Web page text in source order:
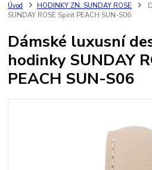
Úvod HODINKY ZN. SUNDAY ROSE
SUNDAY ROSE Spirit PEACH SUN-S06
Dámské luxusní
hodinky SUNDAY
PEACH SUN-S06